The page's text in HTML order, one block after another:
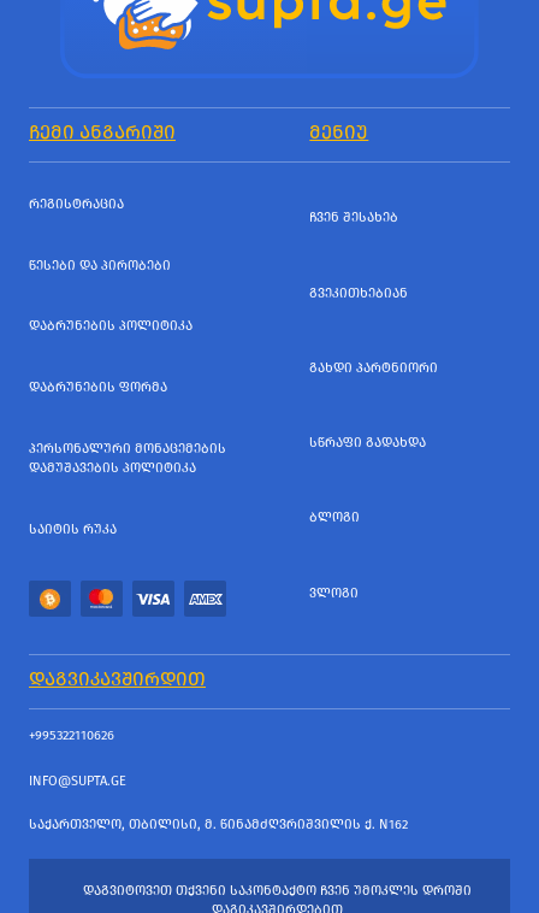
ᲩᲔᲛᲘ ᲐᲜᲒᲐᲠᲘᲨᲘ ᲛᲔᲜᲘᲣ
ᲠᲔᲒᲘᲡᲢᲠᲐᲪᲘᲐ
ᲬᲔᲡᲔᲑᲘ ᲓᲐ ᲞᲘᲠᲝᲑᲔᲑᲘ
ᲓᲐᲑᲠᲣᲜᲔᲑᲘᲡ ᲞᲝᲚᲘᲢᲘᲙᲐ
ᲓᲐᲑᲠᲣᲜᲔᲑᲘᲡ ᲤᲝᲠᲛᲐ
ᲞᲔᲠᲡᲝᲜᲐᲚᲣᲠᲘ ᲛᲝᲜᲐᲪᲔᲛᲔᲑᲘᲡ
ᲓᲐᲛᲣᲨᲐᲕᲔᲑᲘᲡ ᲞᲝᲚᲘᲢᲘᲙᲐ
ᲡᲐᲘᲢᲘᲡ ᲠᲣᲙᲐ
ᲩᲕᲔᲜ ᲨᲔᲡᲐᲮᲔᲑ
ᲒᲕᲔᲙᲘᲗᲮᲔᲑᲘᲐᲜ
ᲒᲐᲮᲓᲘ ᲞᲐᲠᲢᲜᲘᲝᲠᲘ
ᲡᲬᲠᲐᲤᲘ ᲒᲐᲓᲐᲮᲓᲐ
ᲑᲚᲝᲒᲘ
ᲕᲚᲝᲒᲘ
ᲓᲐᲒᲕᲘᲙᲐᲕᲨᲘᲠᲓᲘᲗ
+995322110626
INFO@SUPTA.GE
ᲡᲐᲥᲐᲠᲗᲕᲔᲚᲝ, ᲗᲑᲘᲚᲘᲡᲘ, Მ. ᲬᲘᲜᲐᲛᲫᲦᲕᲠᲘᲨᲕᲘᲚᲘᲡ Ქ. N162
ᲓᲐᲒᲕᲘᲢᲝᲕᲔᲗ ᲗᲥᲕᲔᲜᲘ ᲡᲐᲙᲝᲜᲢᲐᲥᲢᲝ ᲩᲕᲔᲜ ᲣᲛᲝᲙᲚᲔᲡ ᲓᲠᲝᲨᲘ